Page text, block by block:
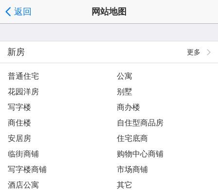
返回 网站地图
更多
新房
普通住宅
公寓
花园洋房
别墅
写字楼
商办楼
商住楼
自住型商品房
安居房
住宅底商
临街商铺
购物中心商铺
写字楼商铺
市场商铺
酒店公寓
其它